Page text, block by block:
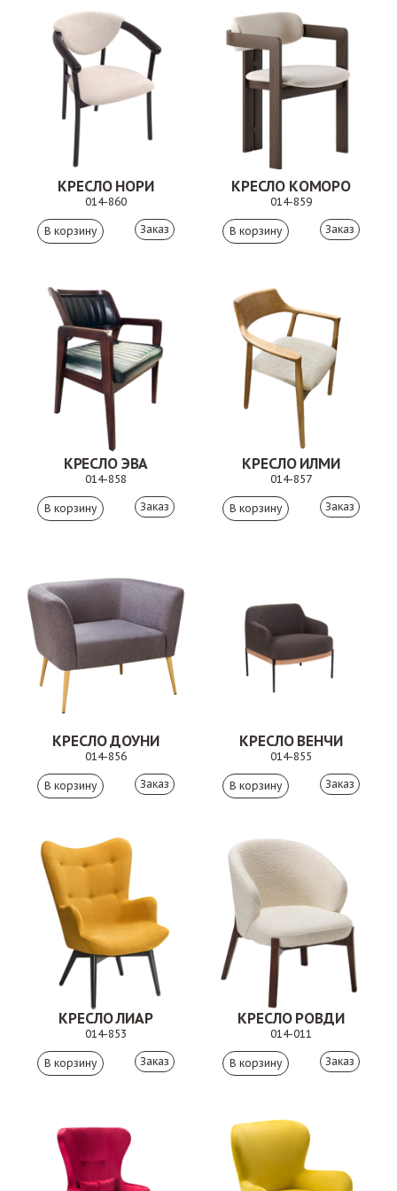
КРЕСЛО НОРИ
014-860
Заказ
КРЕСЛО КОМОРО
014-859
Заказ
КРЕСЛО ЭВА
014-858
Заказ
КРЕСЛО ИЛМИ
014-857
Заказ
КРЕСЛО ДОУНИ
014-856
Заказ
КРЕСЛО ВЕНЧИ
014-855
Заказ
КРЕСЛО ЛИАР
014-853
Заказ
КРЕСЛО РОВДИ
014-011
Заказ